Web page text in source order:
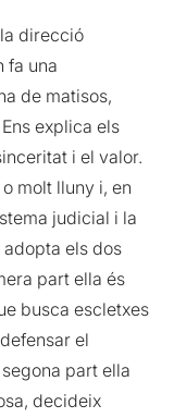
direcció
fa una
de matisos,
explica els
i el valor.
molt lluny i, en
judicial i la
els dos
part ella és
busca escletxes
el
part ella
decideix